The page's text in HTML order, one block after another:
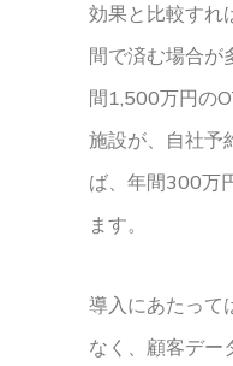
効果と比較すれ
間で済む場合が
間1,500万円の
施設が、自社予
ば、年間300万
ます。
導入にあたって
なく、顧客デー